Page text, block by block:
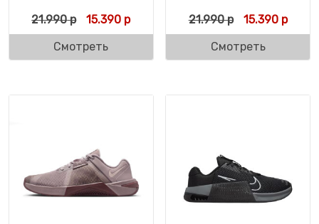
21.990р Первоначальная цена составляла 21.990
15.390 рТекущая цена: 15.390 р.
Смотреть
21.990р 15.390р
Смотреть